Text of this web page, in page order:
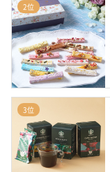
2位
3位